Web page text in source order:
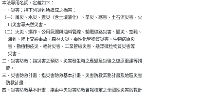
本法專用名詞，定義如下：
一、災害：指下列災難所造成之禍害：
（一）風災、水災、震災（含土壤液化）、旱災、寒害、土石流災害、火
      山災害等天然災害。
（二）火災、爆炸、公用氣體與油料管線、輸電線路災害、礦災、空難、
      海難、陸上交通事故、森林火災、毒性化學物質災害、生物病原災
      害、動植物疫災、輻射災害、工業管線災害、懸浮微粒物質災害等
      災害。
二、災害防救：指災害之預防、災害發生時之應變及災後之復原重建等措
    施。
三、災害防救計畫：指災害防救基本計畫、災害防救業務計畫及地區災害
    防救計畫。
四、災害防救基本計畫：指由中央災害防救會報核定之全國性災害防救計